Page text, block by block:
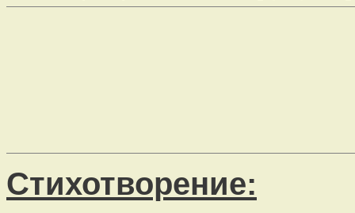
Стихотворение: